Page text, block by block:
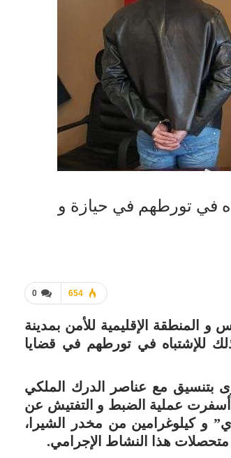
في تورطهم في حيازة و
0 654
المنطقة الإقليمية للأمن بمدينة
للإشتباه في تورطهم في قضايا
بتنسيق مع عناصر الدرك الملكي
أسفرت عملية الضبط و التفتيش عن
“إكستازي” و كيلوغرامين من مخدر الشيرا،
هذا النشاط الإجرامي.